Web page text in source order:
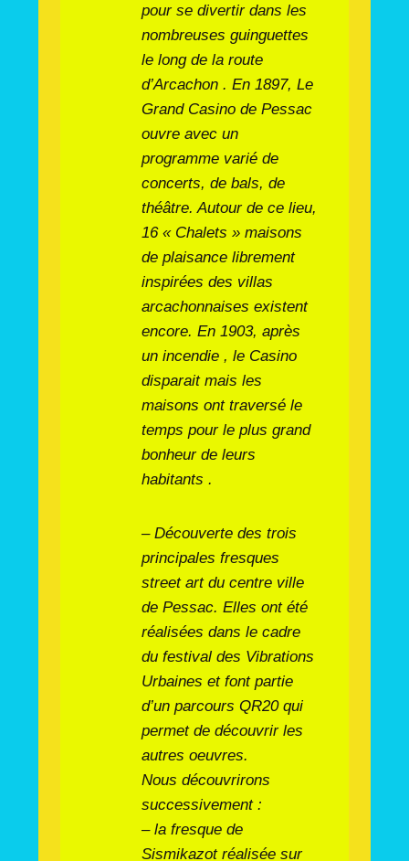
pour se divertir dans les
nombreuses guinguettes
le long de la route
d’Arcachon . En 1897, Le
Grand Casino de Pessac
ouvre avec un
programme varié de
concerts, de bals, de
théâtre. Autour de ce lieu,
16 « Chalets » maisons
de plaisance librement
inspirées des villas
arcachonnaises existent
encore. En 1903, après
un incendie , le Casino
disparait mais les
maisons ont traversé le
temps pour le plus grand
bonheur de leurs
habitants .
– Découverte des trois
principales fresques
street art du centre ville
de Pessac. Elles ont été
réalisées dans le cadre
du festival des Vibrations
Urbaines et font partie
d’un parcours QR20 qui
permet de découvrir les
autres oeuvres.
Nous découvrirons
successivement :
– la fresque de
Sismikazot réalisée sur